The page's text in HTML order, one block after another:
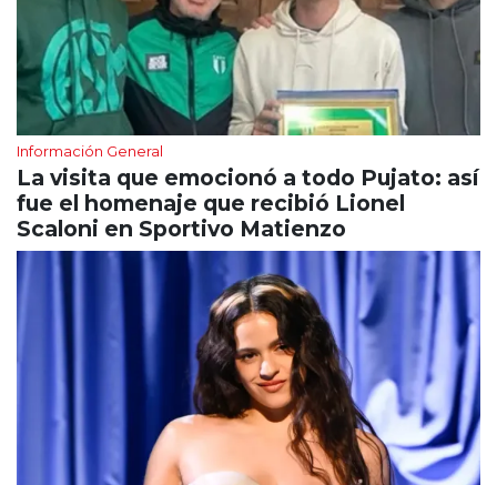
Información General
La visita que emocionó a todo Pujato: así
fue el homenaje que recibió Lionel
Scaloni en Sportivo Matienzo